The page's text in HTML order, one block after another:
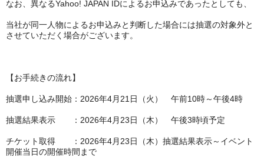
なお、異なるYahoo! JAPAN IDによるお申込みであったとしても、
当社が同一人物によるお申込みと判断した場合には抽選の対象外と
させていただく場合がございます。
【お手続きの流れ】
抽選申し込み開始：2026年4月21日（火） 午前10時～午後4時
抽選結果表示 ：2026年4月23日（木） 午後3時頃予定
チケット取得 ：2026年4月23日（木）抽選結果表示～イベント
開催当日の開催時間まで